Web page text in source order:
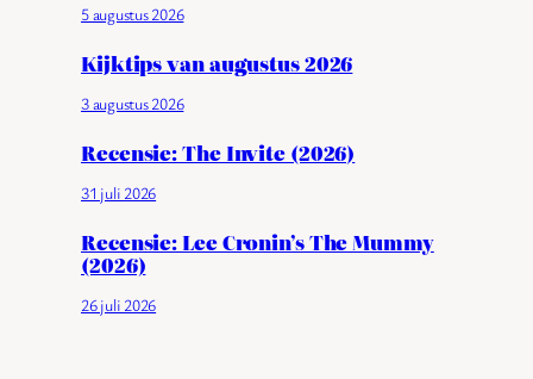
5 augustus 2026
Kijktips van augustus 2026
3 augustus 2026
Recensie: The Invite (2026)
31 juli 2026
Recensie: Lee Cronin’s The Mummy
(2026)
26 juli 2026